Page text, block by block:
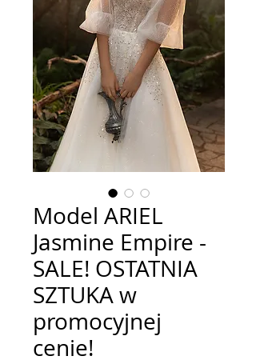
Model ARIEL
Jasmine Empire -
SALE! OSTATNIA
SZTUKA w
promocyjnej
cenie!